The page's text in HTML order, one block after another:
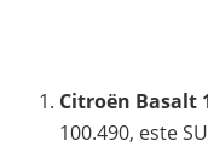
Citroën Basalt
100.490, este